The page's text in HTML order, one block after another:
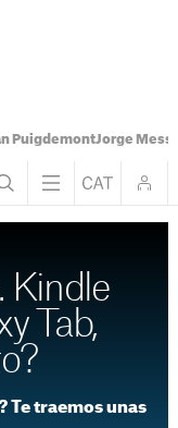
PuigdemontJorge Messi
Kindle
Tab,
Te traemos unas